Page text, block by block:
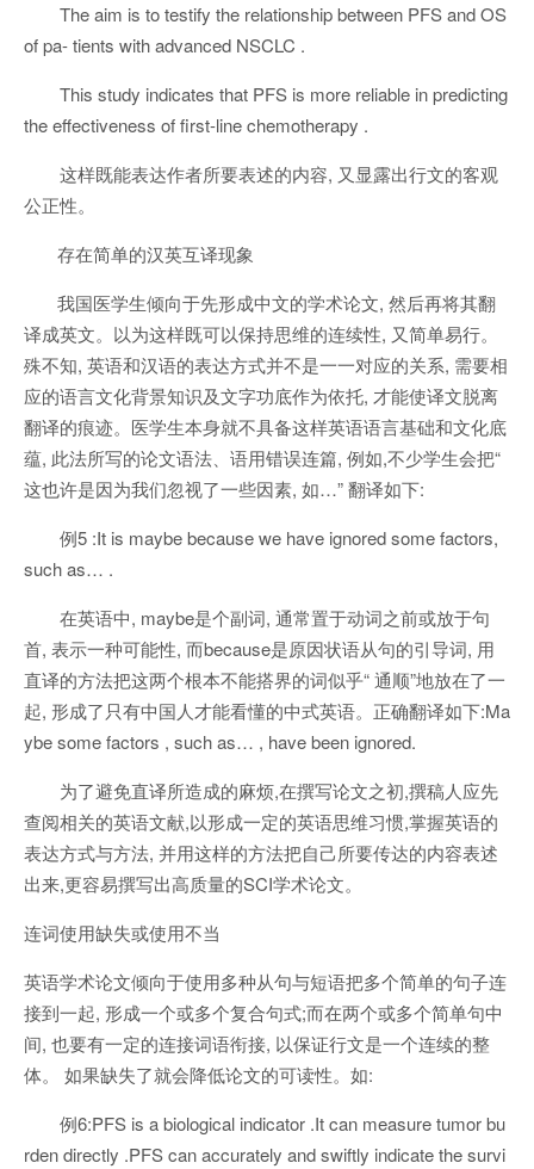
The aim is to testify the relationship between PFS and OS
of pa- tients with advanced NSCLC .
This study indicates that PFS is more reliable in predicting
the effectiveness of first-line chemotherapy .
这样既能表达作者所要表述的内容, 又显露出行文的客观
公正性。
存在简单的汉英互译现象
我国医学生倾向于先形成中文的学术论文, 然后再将其翻
译成英文。以为这样既可以保持思维的连续性, 又简单易行。
殊不知, 英语和汉语的表达方式并不是一一对应的关系, 需要相
应的语言文化背景知识及文字功底作为依托, 才能使译文脱离
翻译的痕迹。医学生本身就不具备这样英语语言基础和文化底
蕴, 此法所写的论文语法、语用错误连篇, 例如,不少学生会把“
这也许是因为我们忽视了一些因素, 如…” 翻译如下:
例5 :It is maybe because we have ignored some factors,
such as… .
在英语中, maybe是个副词, 通常置于动词之前或放于句
首, 表示一种可能性, 而because是原因状语从句的引导词, 用
直译的方法把这两个根本不能搭界的词似乎“ 通顺”地放在了一
起, 形成了只有中国人才能看懂的中式英语。正确翻译如下:Ma
ybe some factors , such as… , have been ignored.
为了避免直译所造成的麻烦,在撰写论文之初,撰稿人应先
查阅相关的英语文献,以形成一定的英语思维习惯,掌握英语的
表达方式与方法, 并用这样的方法把自己所要传达的内容表述
出来,更容易撰写出高质量的SCI学术论文。
连词使用缺失或使用不当
英语学术论文倾向于使用多种从句与短语把多个简单的句子连
接到一起, 形成一个或多个复合句式;而在两个或多个简单句中
间, 也要有一定的连接词语衔接, 以保证行文是一个连续的整
体。 如果缺失了就会降低论文的可读性。如:
例6:PFS is a biological indicator .It can measure tumor bu
rden directly .PFS can accurately and swiftly indicate the survi